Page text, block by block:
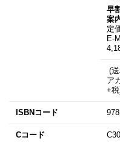
早
案
定
E-
(
ア
+
ISBNコード
Cコード